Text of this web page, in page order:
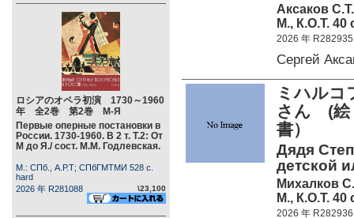
ロシアのオペラ初演 1730～1960
年 全2巻 第2巻 М-Я
Первые оперные постановки в
России. 1730-1960. В 2 т. Т.2: От
М до Я./ сост. М.М. Годлевская.
М.: СПб., А.Р.Т; СПбГМТМИ 528 c.
hard
2026 年 R281088
\23,100
Аксаков С.Т.
М., К.О.Т. 40
2026 年 R282935
Сергей
ミハル
さん (絵
書）
Дядя
детской
Михалков
М., К.О.Т. 40
2026 年 R282936